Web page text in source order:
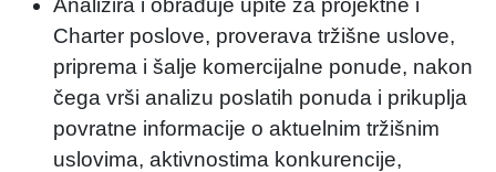
Analizira i obrađuje upite za projektne i
Charter poslove, proverava tržišne uslove,
priprema i šalje komercijalne ponude, nakon
čega vrši analizu poslatih ponuda i prikuplja
povratne informacije o aktuelnim tržišnim
uslovima, aktivnostima konkurencije,